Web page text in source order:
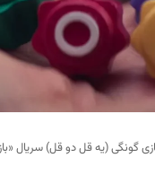
گونگی (یه قل دو قل) سریال